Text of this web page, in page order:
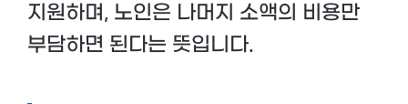
지원하며, 노인은 나머지 소액의 비용만
부담하면 된다는 뜻입니다.